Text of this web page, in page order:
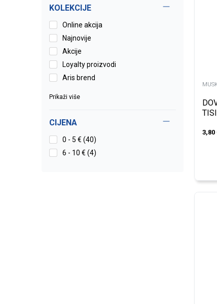
KOLEKCIJE
Online akcija
Najnovije
Akcije
Loyalty proizvodi
Aris brend
Prikaži više
CIJENA
0 - 5 € (40)
6 - 10 € (4)
3,80